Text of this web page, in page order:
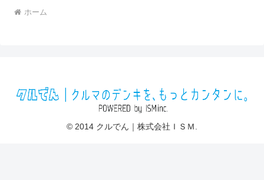
ホーム
© 2014 クルでん｜株式会社ＩＳＭ.